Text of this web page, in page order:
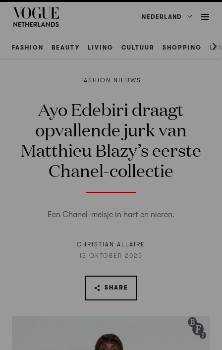
NEDERLAND
FASHION BEAUTY LIVING CULTUUR SHOPPING
FASHION NIEUWS
Ayo Edebiri draagt
opvallende jurk van
Matthieu Blazy’s eerste
Chanel-collectie
Een Chanel-meisje in hart en nieren.
CHRISTIAN ALLAIRE
13 OKTOBER 2025
SHARE